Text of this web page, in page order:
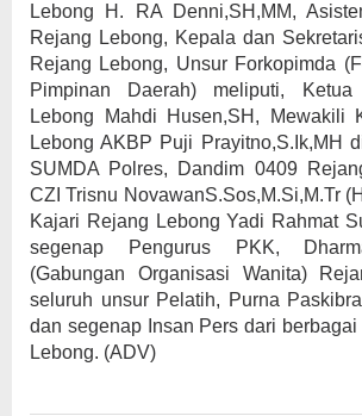
Lebong H. RA Denni,SH,MM,
Rejang Lebong, Kepala dan
Rejang Lebong, Unsur Forkopimda
Pimpinan Daerah) meliputi,
Lebong Mahdi Husen,SH, Mewakili
Lebong AKBP Puji Prayitno,S.Ik,MH
SUMDA Polres, Dandim 0409
CZI Trisnu NovawanS.Sos,M.Si,M.Tr
Kajari Rejang Lebong Yadi Rahmat
segenap Pengurus PKK,
(Gabungan Organisasi Wanita)
seluruh unsur Pelatih, Purna
dan segenap Insan Pers dari
Lebong. (ADV)